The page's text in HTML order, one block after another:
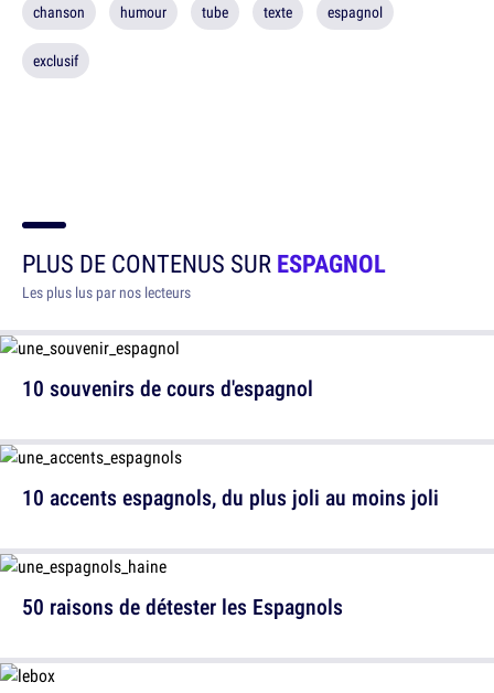
chanson humour tube texte espagnol
exclusif
PLUS DE CONTENUS SURESPAGNOL
Les plus lus par nos lecteurs
10 souvenirs de cours d'espagnol
10 accents espagnols, du plus joli au moins joli
50 raisons de détester les Espagnols